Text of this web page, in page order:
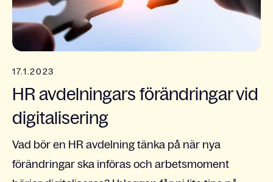
17.1.2023
HR avdelningars förändringar vid
digitalisering
Vad bör en HR avdelning tänka på när nya
förändringar ska införas och arbetsmoment